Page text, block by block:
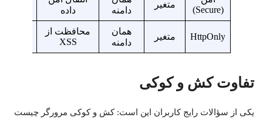
(Secure)
متغیر
دامنه
داده
HttpOnly متغیر
همان
دامنه
محافظت از
XSS
تفاوت کش و کوکی
یکی از سؤالات رایج کاربران این است: کش و کوکی مرورگر چیست